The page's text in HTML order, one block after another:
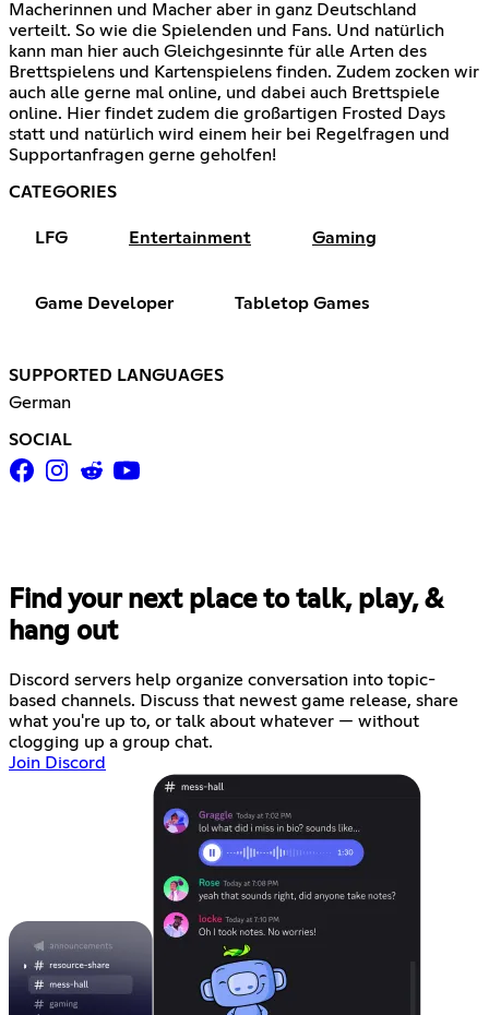
Macherinnen und Macher aber in ganz Deutschland
verteilt. So wie die Spielenden und Fans. Und natürlich
kann man hier auch Gleichgesinnte für alle Arten des
Brettspielens und Kartenspielens finden. Zudem zocken wir
auch alle gerne mal online, und dabei auch Brettspiele
online. Hier findet zudem die großartigen Frosted Days
statt und natürlich wird einem heir bei Regelfragen und
Supportanfragen gerne geholfen!
CATEGORIES
LFG Entertainment Gaming
Game Developer Tabletop Games
SUPPORTED LANGUAGES
German
SOCIAL
Find your next place to talk, play, &
hang out
Discord servers help organize conversation into topic-
based channels. Discuss that newest game release, share
what you're up to, or talk about whatever — without
clogging up a group chat.
Join Discord